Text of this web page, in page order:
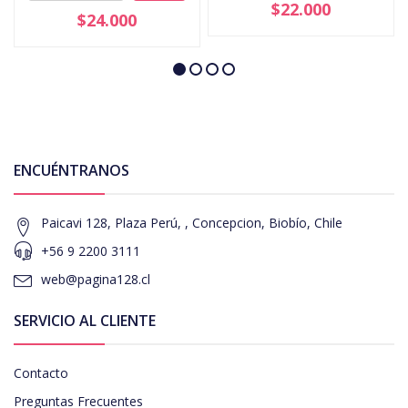
$24.000 $22.000
ENCUÉNTRANOS
Paicavi 128, Plaza Perú, , Concepcion, Biobío, Chile
+56 9 2200 3111
web@pagina128.cl
SERVICIO AL CLIENTE
Contacto
Preguntas Frecuentes